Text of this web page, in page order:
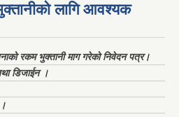
लागि आवश्यक
रकम भुक्तानी माग गरेको निवेदन पत्र।
डिजाईन ।